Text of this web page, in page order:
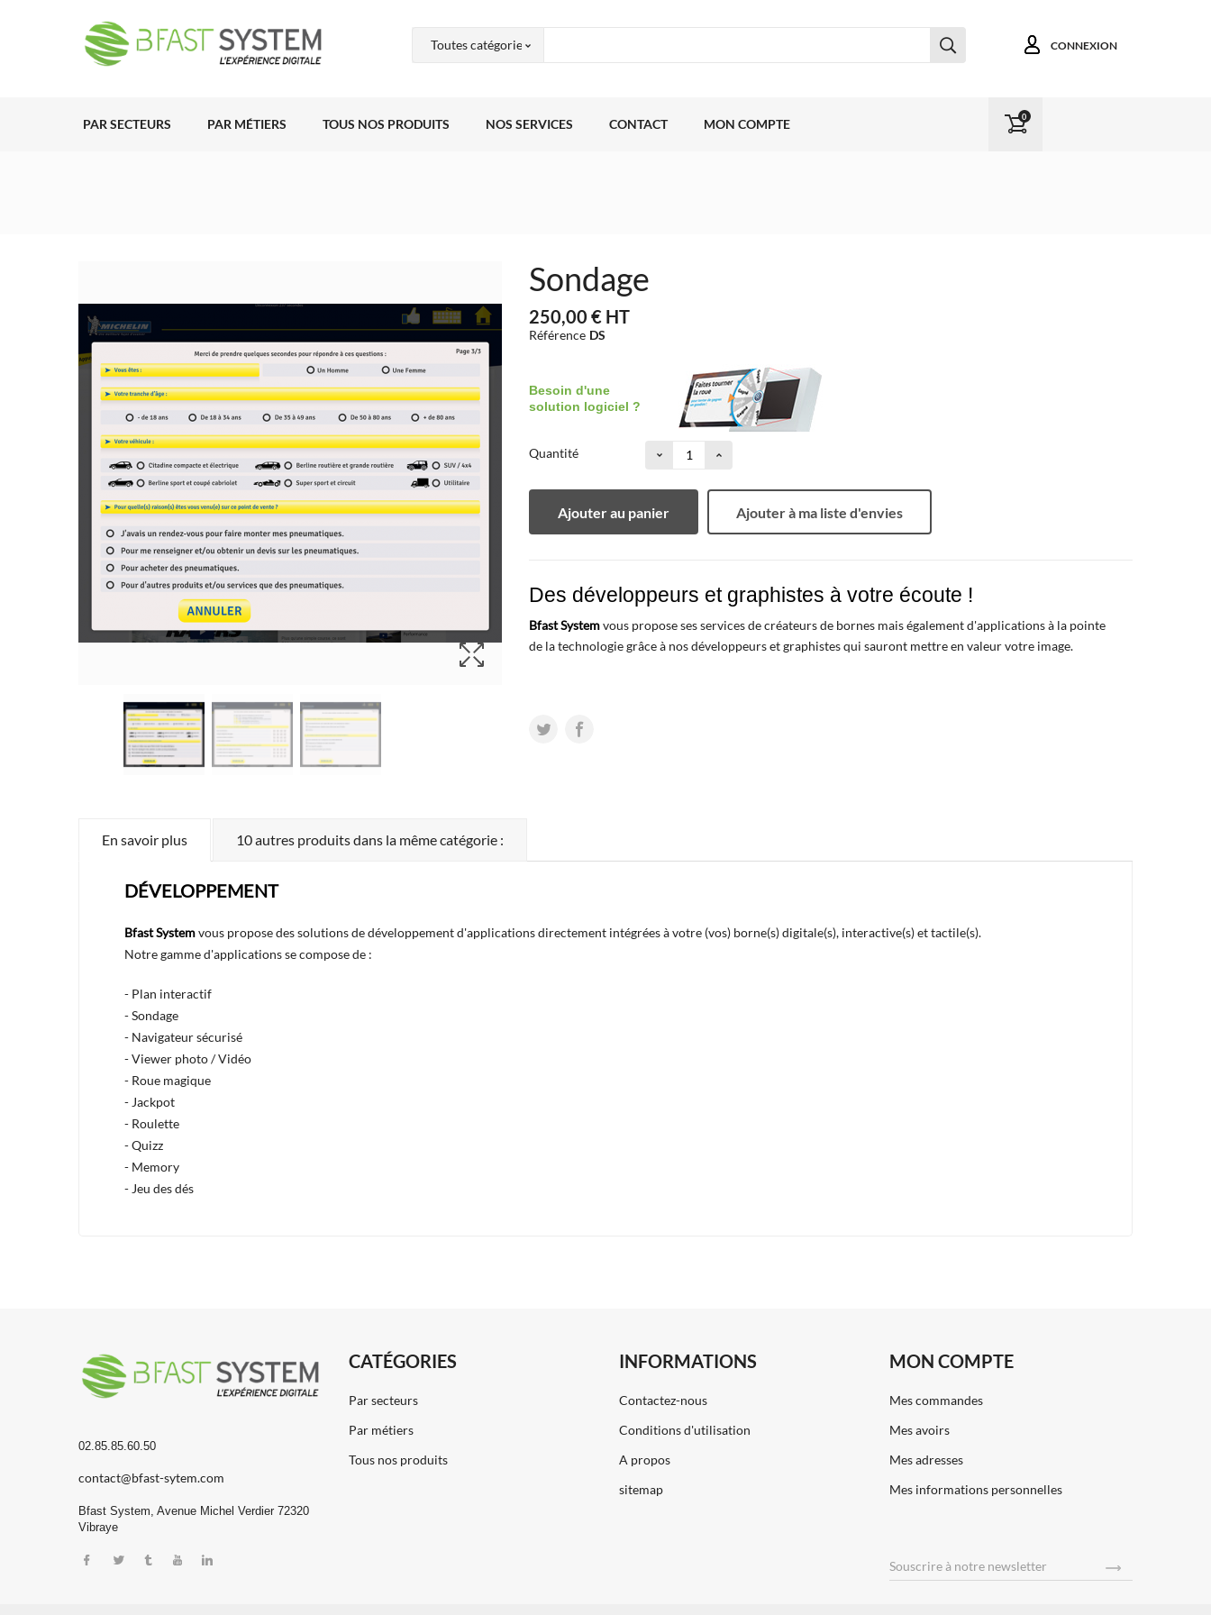
CONNEXION
PAR SECTEURS PAR MÉTIERS TOUS NOS PRODUITS NOS SERVICES CONTACT MON COMPTE 0
Sondage
250,00 € HT
Référence DS
Besoin d'une
solution logiciel ?
Quantité
Ajouter au panier Ajouter à ma liste d'envies
Des développeurs et graphistes à votre écoute !
Bfast Systemvous propose ses services de créateurs de bornes mais également d'applications à la pointe
de la technologie grâce à nos développeurs et graphistes qui sauront mettre en valeur votre image.
En savoir plus 10 autres produits dans la même catégorie :
DÉVELOPPEMENT
Bfast Systemvous propose des solutions de développement d'applications directement intégrées à votre (vos) borne(s) digitale(s), interactive(s) et tactile(s).
Notre gamme d'applications se compose de :
- Plan interactif
- Sondage
- Navigateur sécurisé
- Viewer photo / Vidéo
- Roue magique
- Jackpot
- Roulette
- Quizz
- Memory
- Jeu des dés
02.85.85.60.50
contact@bfast-sytem.com
Bfast System, Avenue Michel Verdier 72320
Vibraye
CATÉGORIES
Par secteurs
Par métiers
Tous nos produits
INFORMATIONS
Contactez-nous
Conditions d'utilisation
A propos
sitemap
MON COMPTE
Mes commandes
Mes avoirs
Mes adresses
Mes informations personnelles
Souscrireà notre newsletter